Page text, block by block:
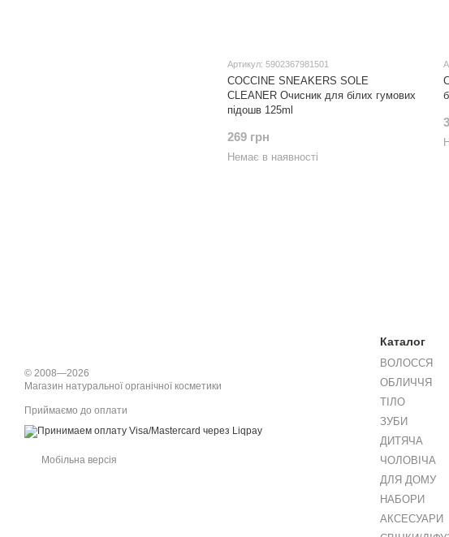
Артикул: 5902367981501
COCCINE SNEAKERS SOLE
CLEANER Очисник для білих гумових
підошв 125ml
269 грн
Немає в наявності
© 2008—2026
Магазин натуральної органічної косметики
Приймаємо до оплати
Мобільна версія
Каталог
ВОЛОССЯ
ОБЛИЧЧЯ
ТІЛО
ЗУБИ
ДИТЯЧА
ЧОЛОВІЧА
ДЛЯ ДОМУ
НАБОРИ
АКСЕСУАРИ